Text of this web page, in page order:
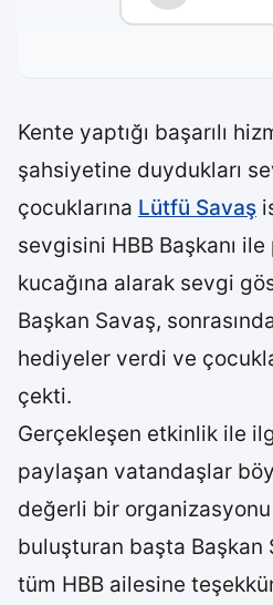
Kente yaptığı başarılı
şahsiyetine duydukları
çocuklarına Lütfü Savaş
sevgisini HBB Başkanı ile
kucağına alarak sevgi
Başkan Savaş,
hediyeler verdi ve
çekti.
Gerçekleşen etkinlik ile
paylaşan vatandaşlar
değerli bir
buluşturan başta Başkan
tüm HBB ailesine